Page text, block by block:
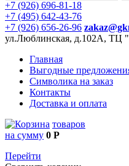
+7 (926) 696-81-18
+7 (495) 642-43-76
+7 (926) 656-26-96
ул.Люблинская, д.102А, ТЦ
Главная
Выгодные
Символика на заказ
Контакты
Доставка и оплата
товаров
на сумму 0 Р
Перейти